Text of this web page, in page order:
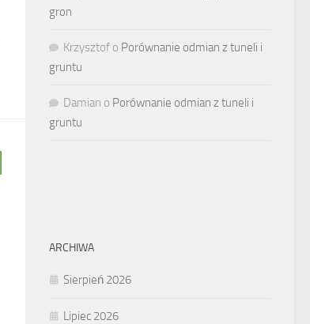
gron
Krzysztof o Porównanie odmian z tuneli i
gruntu
Damian o Porównanie odmian z tuneli i
gruntu
ARCHIWA
Sierpień 2026
Lipiec 2026